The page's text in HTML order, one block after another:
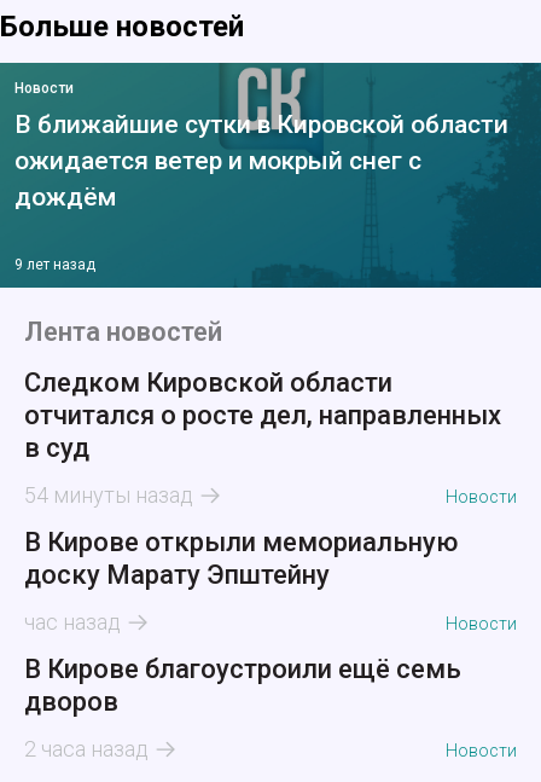
Больше новостей
Новости
В ближайшие сутки в Кировской области
ожидается ветер и мокрый снег с
дождём
9 лет назад
Лента новостей
Следком Кировской области
отчитался о росте дел, направленных
в суд
54 минуты назад Новости
В Кирове открыли мемориальную
доску Марату Эпштейну
час назад Новости
В Кирове благоустроили ещё семь
дворов
2 часа назад Новости